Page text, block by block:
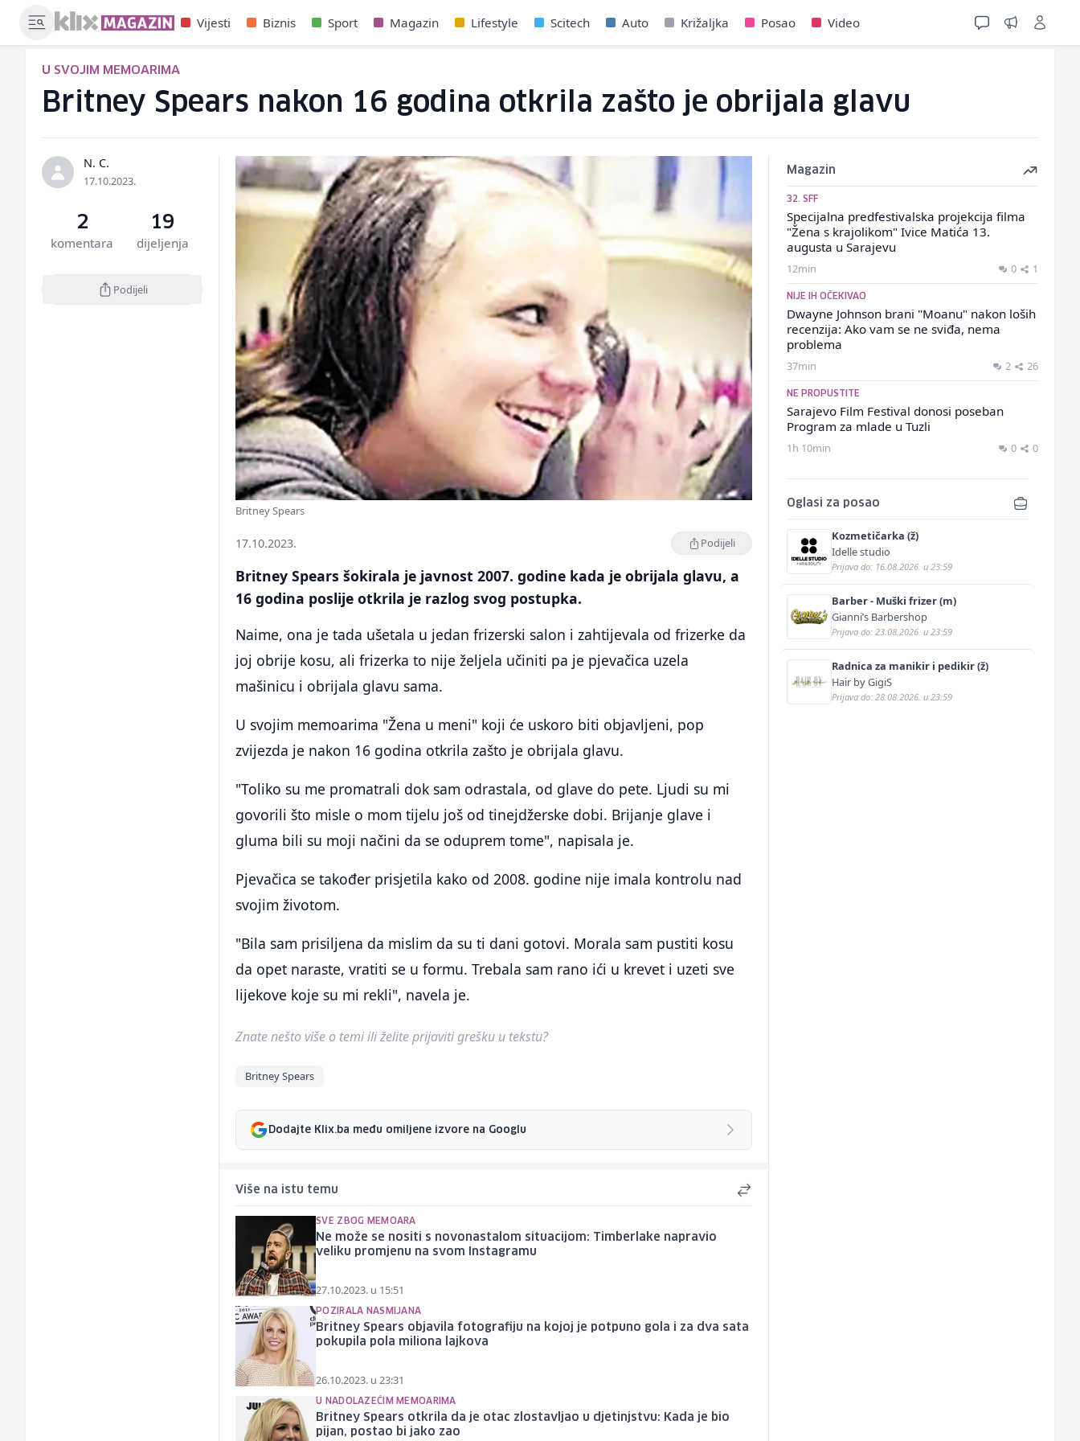
Vijesti Biznis Sport Magazin Lifestyle Scitech Auto Križaljka Posao Video
U SVOJIM MEMOARIMA
Britney Spears nakon 16 godina otkrila zašto je obrijala glavu
N. C.
17.10.2023.
2
komentara
19
dijeljenja
Podijeli
Britney Spears
17.10.2023. Podijeli
Britney Spears šokirala je javnost 2007. godine kada je obrijala glavu, a
16 godina poslije otkrila je razlog svog postupka.
Naime, ona je tada ušetala u jedan frizerski salon i zahtijevala od frizerke da
joj obrije kosu, ali frizerka to nije željela učiniti pa je pjevačica uzela
mašinicu i obrijala glavu sama.
U svojim memoarima "Žena u meni" koji će uskoro biti objavljeni, pop
zvijezda je nakon 16 godina otkrila zašto je obrijala glavu.
"Toliko su me promatrali dok sam odrastala, od glave do pete. Ljudi su mi
govorili što misle o mom tijelu još od tinejdžerske dobi. Brijanje glave i
gluma bili su moji načini da se oduprem tome", napisala je.
Pjevačica se također prisjetila kako od 2008. godine nije imala kontrolu nad
svojim životom.
"Bila sam prisiljena da mislim da su ti dani gotovi. Morala sam pustiti kosu
da opet naraste, vratiti se u formu. Trebala sam rano ići u krevet i uzeti sve
lijekove koje su mi rekli", navela je.
Znate nešto više o temi ili želite prijaviti grešku u tekstu?
Britney Spears
Dodajte Klix.ba među omiljene izvore na Googlu
Više na istu temu
SVE ZBOG MEMOARA
Ne može se nositi s novonastalom situacijom: Timberlake napravio
veliku promjenu na svom Instagramu
27.10.2023. u 15:51
POZIRALA NASMIJANA
Britney Spears objavila fotografiju na kojoj je potpuno gola i za dva sata
pokupila pola miliona lajkova
26.10.2023. u 23:31
U NADOLAZEĆIM MEMOARIMA
Britney Spears otkrila da je otac zlostavljao u djetinjstvu: Kada je bio
pijan, postao bi jako zao
Magazin
32. SFF
Specijalna predfestivalska projekcija filma
"Žena s krajolikom" Ivice Matića 13.
augusta u Sarajevu
12min 0 1
NIJE IH OČEKIVAO
Dwayne Johnson brani "Moanu" nakon loših
recenzija: Ako vam se ne sviđa, nema
problema
37min 2 26
NE PROPUSTITE
Sarajevo Film Festival donosi poseban
Program za mlade u Tuzli
1h 10min 0 0
Oglasi za posao
Kozmetičarka (ž)
Idelle studio
Prijava do: 16.08.2026. u 23:59
Barber - Muški frizer (m)
Gianni’s Barbershop
Prijava do: 23.08.2026. u 23:59
Radnica za manikir i pedikir (ž)
Hair by GigiS
Prijava do: 28.08.2026. u 23:59